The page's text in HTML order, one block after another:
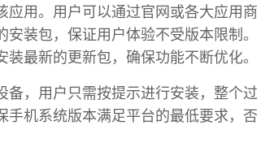
用。用户可以通过官网或各大应用商
装包，保证用户体验不受版本限制。
最新的更新包，确保功能不断优化。
备，用户只需按提示进行安装，整个过
机系统版本满足平台的最低要求，否